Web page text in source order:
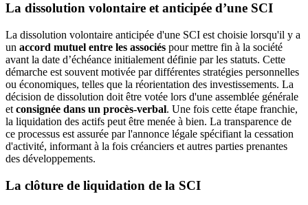
La dissolution volontaire et anticipée d’une SCI
La dissolution volontaire anticipée d'une SCI est choisie lorsqu'il y a
un accord mutuel entre les associés pour mettre fin à la société
avant la date d’échéance initialement définie par les statuts. Cette
démarche est souvent motivée par différentes stratégies personnelles
ou économiques, telles que la réorientation des investissements. La
décision de dissolution doit être votée lors d'une assemblée générale
et consignée dans un procès-verbal. Une fois cette étape franchie,
la liquidation des actifs peut être menée à bien. La transparence de
ce processus est assurée par l'annonce légale spécifiant la cessation
d'activité, informant à la fois créanciers et autres parties prenantes
des développements.
La clôture de liquidation de la SCI